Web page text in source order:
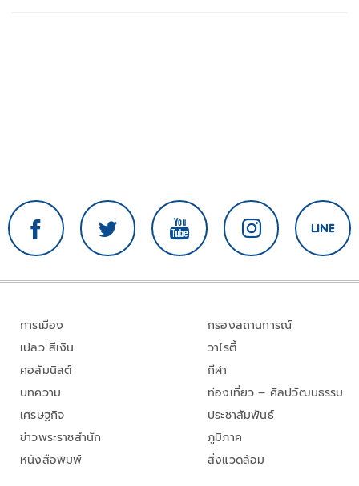
การเมือง
เปลว สีเงิน
คอลัมนิสต์
บทความ
เศรษฐกิจ
ข่าวพระราชสำนัก
หนังสือพิมพ์
กรองสถานการณ์
วาไรตี้
กีฬา
ท่องเที่ยว – ศิลปวัฒนธรรม
ประชาสัมพันธ์
ภูมิภาค
สิ่งแวดล้อม